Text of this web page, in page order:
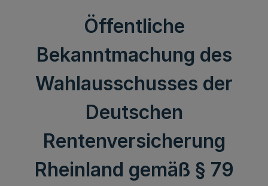
Öffentliche
Bekanntmachung des
Wahlausschusses der
Deutschen
Rentenversicherung
Rheinland gemäß § 79